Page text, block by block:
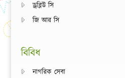
ড্রব্লিউ সি
জি আর সি
বিবিধ
নাগরিক সেবা